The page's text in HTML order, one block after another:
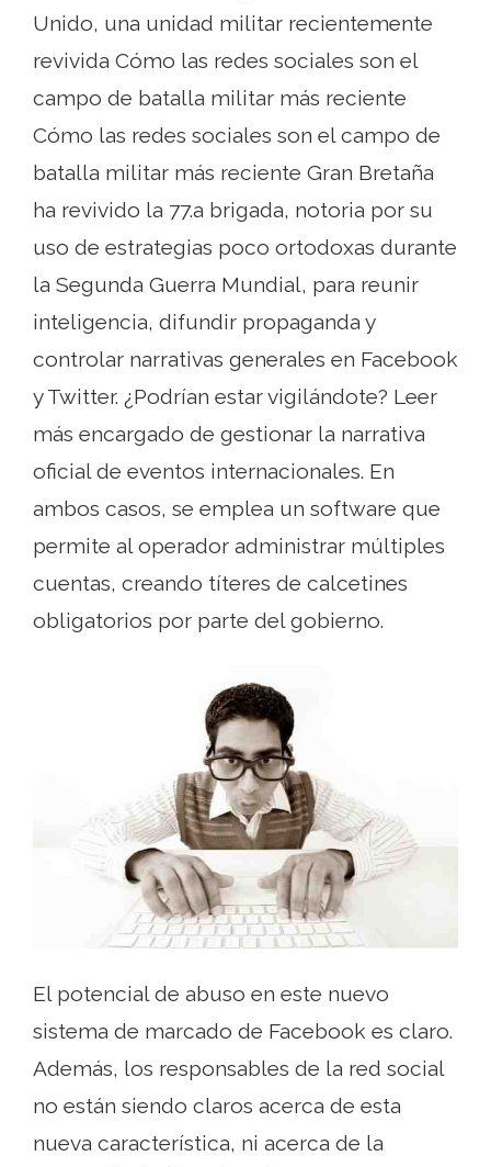
Unido, una unidad militar recientemente
revivida Cómo las redes sociales son el
campo de batalla militar más reciente
Cómo las redes sociales son el campo de
batalla militar más reciente Gran Bretaña
ha revivido la 77.a brigada, notoria por su
uso de estrategias poco ortodoxas durante
la Segunda Guerra Mundial, para reunir
inteligencia, difundir propaganda y
controlar narrativas generales en Facebook
y Twitter. ¿Podrían estar vigilándote? Leer
más encargado de gestionar la narrativa
oficial de eventos internacionales. En
ambos casos, se emplea un software que
permite al operador administrar múltiples
cuentas, creando títeres de calcetines
obligatorios por parte del gobierno.
El potencial de abuso en este nuevo
sistema de marcado de Facebook es claro.
Además, los responsables de la red social
no están siendo claros acerca de esta
nueva característica, ni acerca de la